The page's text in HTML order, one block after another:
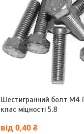
Шестигранний болт М4
клас міцності 5.8
від 0,40 ₴